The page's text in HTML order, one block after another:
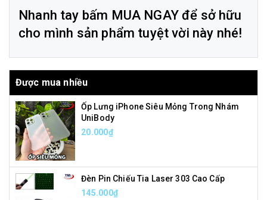
Nhanh tay bấm MUA NGAY để sở hữu
cho mình sản phẩm tuyệt vời này nhé!
Được mua nhiều
Ốp Lưng iPhone Siêu Mỏng Trong Nhám
UniBody
20.000₫
Đèn Pin Chiếu Tia Laser 303 Cao Cấp
145.000₫